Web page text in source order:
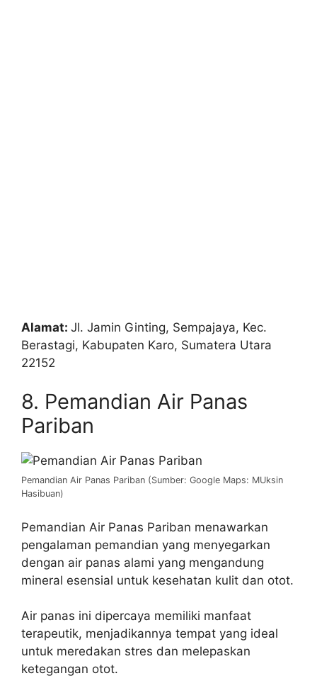
Alamat: Jl. Jamin Ginting, Sempajaya, Kec.
Berastagi, Kabupaten Karo, Sumatera Utara
22152
8. Pemandian Air Panas
Pariban
Pemandian Air Panas Pariban (Sumber: Google Maps: MUksin
Hasibuan)
Pemandian Air Panas Pariban menawarkan
pengalaman pemandian yang menyegarkan
dengan air panas alami yang mengandung
mineral esensial untuk kesehatan kulit dan otot.
Air panas ini dipercaya memiliki manfaat
terapeutik, menjadikannya tempat yang ideal
untuk meredakan stres dan melepaskan
ketegangan otot.